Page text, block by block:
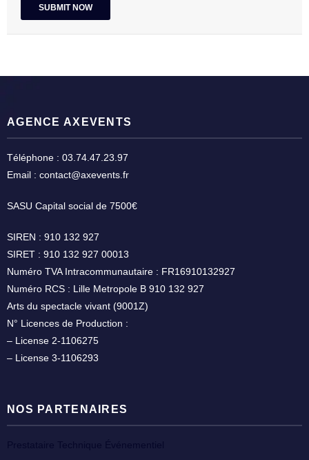
AGENCE AXEVENTS
Téléphone : 03.74.47.23.97
Email : contact@axevents.fr
SASU Capital social de 7500€
SIREN : 910 132 927
SIRET : 910 132 927 00013
Numéro TVA Intracommunautaire : FR16910132927
Numéro RCS : Lille Metropole B 910 132 927
Arts du spectacle vivant (9001Z)
N° Licences de Production :
– License 2-1106275
– License 3-1106293
NOS PARTENAIRES